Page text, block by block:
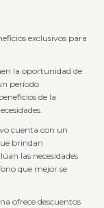
exclusivos para
la oportunidad de
período
de la
cuenta con un
brindan
las necesidades
que mejor se
ofrece descuentos